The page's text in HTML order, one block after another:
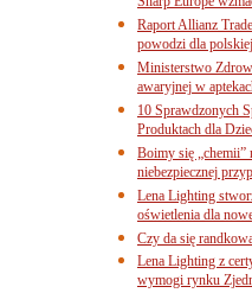
Raport Allianz
powodzi dla
Ministerstwo
awaryjnej w
10 Sprawdzonych
Produktach dla
Boimy się „chemii”
niebezpiecznej
Lena Lighting
oświetlenia dla
Czy da się
Lena Lighting z
wymogi rynku